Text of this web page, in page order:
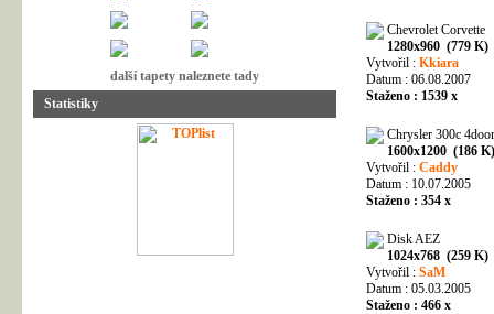
další tapety naleznete tady
Statistiky
Chevrolet Corvette
1280x960 (779 K)
Vytvořil : Kkiara
Datum : 06.08.2007
Staženo : 1539 x
Chrysler 300c 4door
1600x1200 (186 K)
Vytvořil : Caddy
Datum : 10.07.2005
Staženo : 354 x
Disk AEZ
1024x768 (259 K)
Vytvořil : SaM
Datum : 05.03.2005
Staženo : 466 x